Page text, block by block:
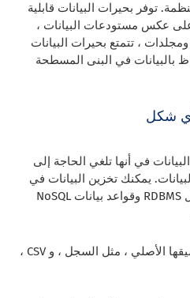
توفر بحيرات البيانات قابلية
عكس مستودعات البيانات ،
، تتمتع بحيرات البيانات
بالبيانات في البنى المسطحة
شكل
في أنها تلغي الحاجة إلى
يمكنك تخزين البيانات في
بحيرة البيانات بأي تنسيق ، مثل RDBMS وقواعد بيانات NoSQL
يمكن أيضًا تحميل البيانات بتنسيقها الأصلي ، مثل السجل ، و CSV ،